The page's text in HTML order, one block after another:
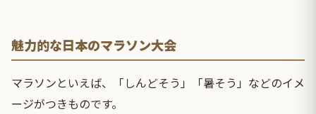
魅力的な日本のマラソン大会
マラソンといえば、「しんどそう」「暑そう」などのイメ
ージがつきものです。